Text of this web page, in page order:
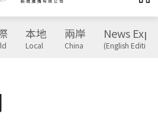
本地
Local
兩岸
China
News
(English Edition)